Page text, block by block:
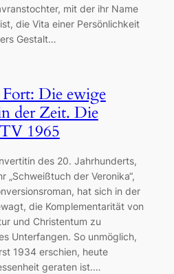
mit der ihr Name
die Vita einer Persönlichkeit
Gestalt…
Die ewige
der Zeit. Die
1965
des 20. Jahrhunderts,
„Schweißtuch der Veronika“,
hat sich in der
die Komplementarität von
und Christentum zu
Unterfangen. So unmöglich,
1934 erschien, heute
geraten ist.…